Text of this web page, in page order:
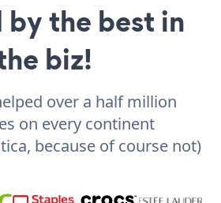
by the best in
biz!
over a half million
on every continent
because of course not)